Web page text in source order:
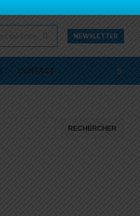
NEWSLETTER
CONTACT
RECHERCHER